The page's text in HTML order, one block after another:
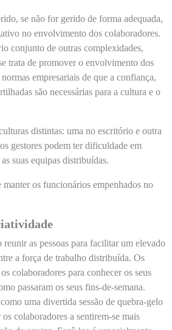
se não for gerido de forma adequada,
no envolvimento dos colaboradores.
conjunto de outras complexidades,
trata de promover o envolvimento dos
empresariais de que a confiança,
são necessárias para a cultura e o
distintas: uma no escritório e outra
gestores podem ter dificuldade em
suas equipas distribuídas.
os funcionários empenhados no
as pessoas para facilitar um elevado
a força de trabalho distribuída. Os
colaboradores para conhecer os seus
passaram os seus fins-de-semana.
uma divertida sessão de quebra-gelo
colaboradores a sentirem-se mais